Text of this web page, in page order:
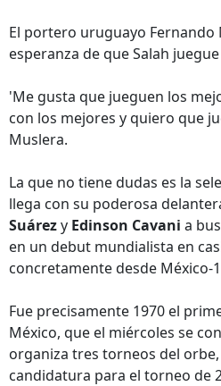
El portero uruguayo Fernando
esperanza de que Salah
'Me gusta que jueguen los
con los mejores y quiero que
Muslera.
La que no tiene dudas es la
llega con su poderosa
Suárezy Edinson Cavani a
en un debut mundialista en
concretamente desde México-
Fue precisamente 1970 el
México, que el miércoles se
organiza tres torneos del
candidatura para el torneo de